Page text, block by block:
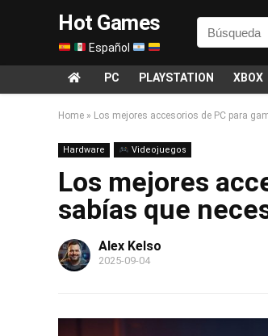
Hot Games
Español
PC PLAYSTATION XBOX
Home » Los mejores accesorios de PC para
Hardware Videojuegos
Los mejores
sabías que
Alex Kelso
2025-09-04